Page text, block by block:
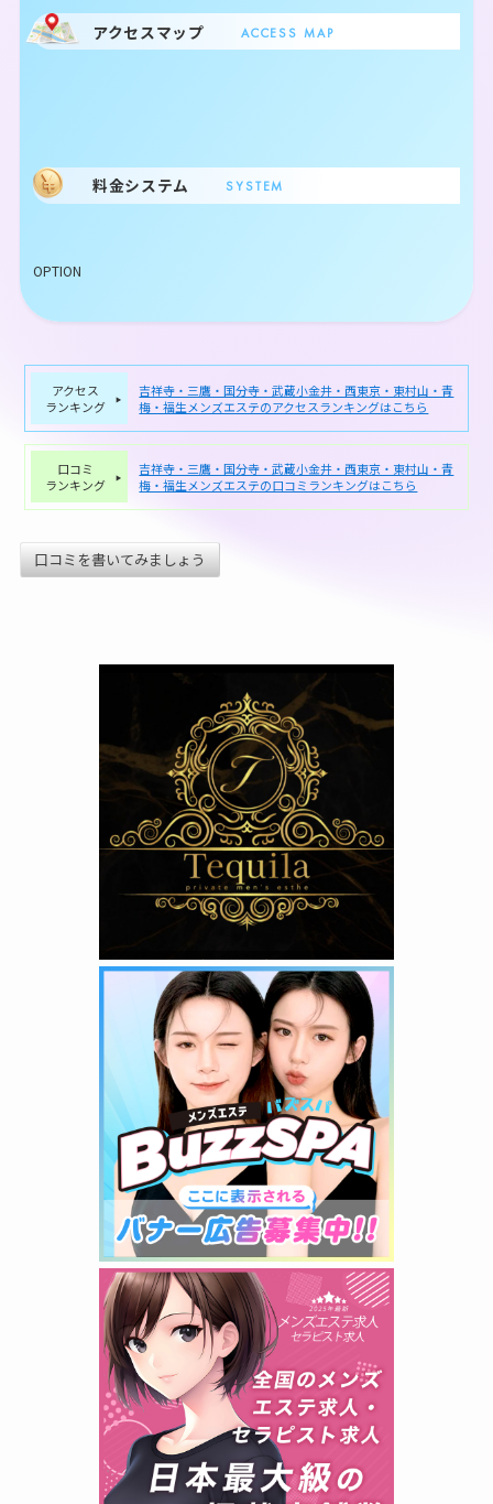
アクセスマップ ACCESS MAP
料金システム SYSTEM
OPTION
アクセス
ランキング
吉祥寺・三鷹・国分寺・武蔵小金井・西東京・東村山・青
梅・福生メンズエステのアクセスランキングはこちら
口コミ
ランキング
吉祥寺・三鷹・国分寺・武蔵小金井・西東京・東村山・青
梅・福生メンズエステの口コミランキングはこちら
口コミを書いてみましょう